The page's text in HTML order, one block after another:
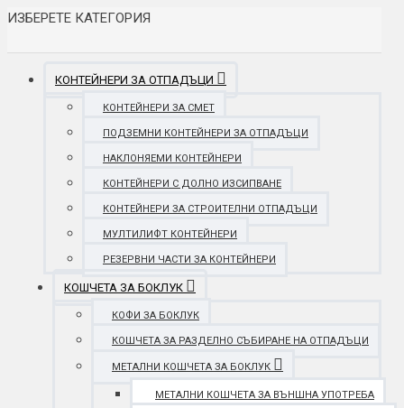
ИЗБЕРЕТЕ КАТЕГОРИЯ
КОНТЕЙНЕРИ ЗА ОТПАДЪЦИ
КОНТЕЙНЕРИ ЗА СМЕТ
ПОДЗЕМНИ КОНТЕЙНЕРИ ЗА ОТПАДЪЦИ
НАКЛОНЯЕМИ КОНТЕЙНЕРИ
КОНТЕЙНЕРИ С ДОЛНО ИЗСИПВАНЕ
КОНТЕЙНЕРИ ЗА СТРОИТЕЛНИ ОТПАДЪЦИ
МУЛТИЛИФТ КОНТЕЙНЕРИ
РЕЗЕРВНИ ЧАСТИ ЗА КОНТЕЙНЕРИ
КОШЧЕТА ЗА БОКЛУК
КОФИ ЗА БОКЛУК
КОШЧЕТА ЗА РАЗДЕЛНО СЪБИРАНЕ НА ОТПАДЪЦИ
МЕТАЛНИ КОШЧЕТА ЗА БОКЛУК
МЕТАЛНИ КОШЧЕТА ЗА ВЪНШНА УПОТРЕБА